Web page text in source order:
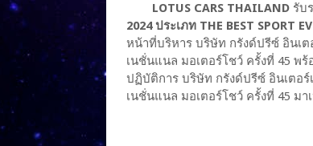
LOTUS CARS THAILAND รับ
2024 ประเภท THE BEST SPORT
หน้าที่บริหาร บริษัท กรังด์ปรีซ์ อินเ
เนชั่นแนล มอเตอร์โชว์ ครั้งที่ 45 พร้
ปฏิบัติการ บริษัท กรังด์ปรีซ์ อินเตอ
เนชั่นแนล มอเตอร์โชว์ ครั้งที่ 45 มา